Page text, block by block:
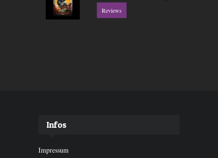
Reviews
Infos
Impressum